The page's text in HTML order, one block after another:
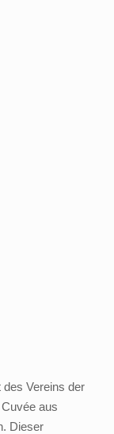
Vereins der
aus
Dieser